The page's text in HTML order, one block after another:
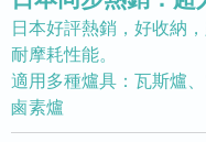
日本好評熱銷，好收納
耐摩耗性能。
適用多種爐具：瓦斯爐
鹵素爐